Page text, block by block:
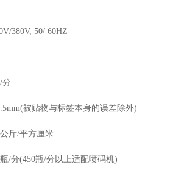
380V, 50/ 60HZ
被贴物与标签本身的误差除外)
斤/平方厘米
分(450瓶/分以上适配喷码机)